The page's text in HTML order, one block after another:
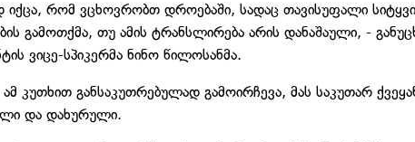
იქცა, რომ ვცხოვრობთ დროებაში, სადაც თავისუფალი
გამოთქმა, თუ ამის ტრანსლირება არის დანაშაული, -
ვიცე-სპიკერმა ნინო წილოსანმა.
კუთხით განსაკუთრებულად გამოირჩევა, მას საკუთარ
და დახურული.